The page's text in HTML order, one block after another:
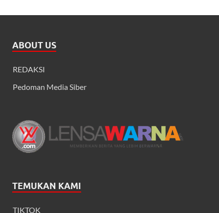
ABOUT US
REDAKSI
Pedoman Media Siber
TEMUKAN KAMI
TIKTOK